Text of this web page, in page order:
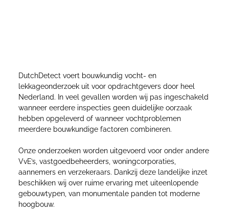
DutchDetect voert bouwkundig vocht- en
lekkageonderzoek uit voor opdrachtgevers door heel
Nederland. In veel gevallen worden wij pas ingeschakeld
wanneer eerdere inspecties geen duidelijke oorzaak
hebben opgeleverd of wanneer vochtproblemen
meerdere bouwkundige factoren combineren.
Onze onderzoeken worden uitgevoerd voor onder andere
VvE’s, vastgoedbeheerders, woningcorporaties,
aannemers en verzekeraars. Dankzij deze landelijke inzet
beschikken wij over ruime ervaring met uiteenlopende
gebouwtypen, van monumentale panden tot moderne
hoogbouw.